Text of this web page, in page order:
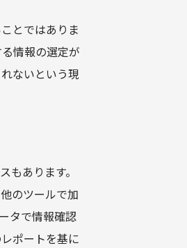
とではありま
情報の選定が
ないという現
あります。
のツールで加
タで情報確認
ポートを基に